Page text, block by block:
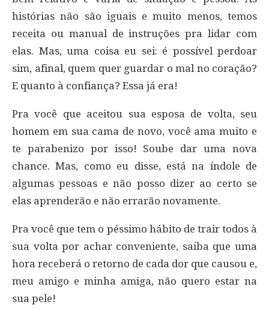
histórias não são iguais e muito menos, temos
receita ou manual de instruções pra lidar com
elas. Mas, uma coisa eu sei: é possível perdoar
sim, afinal, quem quer guardar o mal no coração?
E quanto à confiança? Essa já era!
Pra você que aceitou sua esposa de volta, seu
homem em sua cama de novo, você ama muito e
te parabenizo por isso! Soube dar uma nova
chance. Mas, como eu disse, está na índole de
algumas pessoas e não posso dizer ao certo se
elas aprenderão e não errarão novamente.
Pra você que tem o péssimo hábito de trair todos à
sua volta por achar conveniente, saiba que uma
hora receberá o retorno de cada dor que causou e,
meu amigo e minha amiga, não quero estar na
sua pele!